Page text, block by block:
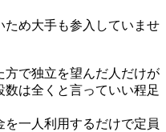
ため大手も参入していませ
で独立を望んだ人だけが
は全くと言っていい程足
一人利用するだけで定員